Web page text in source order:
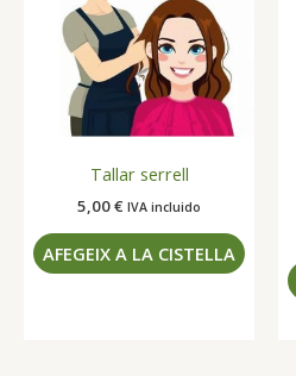
Tallar serrell
5,00€ IVA incluido
AFEGEIX A LA CISTELLA